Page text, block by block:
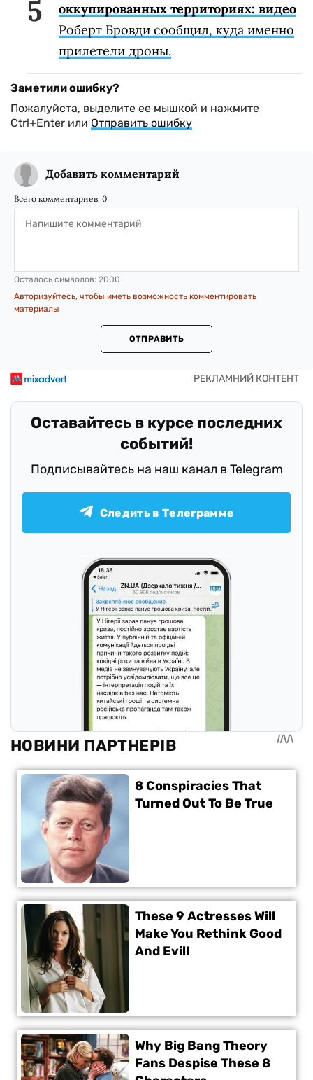
оккупированных территориях: видео
Роберт Бровди сообщил, куда именно
прилетели дроны.
Заметили ошибку?
Пожалуйста, выделите ее мышкой и нажмите
Ctrl+Enter или Отправить ошибку
Добавить комментарий
Всего комментариев: 0
Осталось символов: 2000
Авторизуйтесь, чтобы иметь возможность комментировать
материалы
ОТПРАВИТЬ
Оставайтесь в курсе последних
событий!
Подписывайтесь на наш канал в Telegram
Следить в Телеграмме